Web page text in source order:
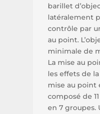
barillet
latéralement
contrôle par
au point.
minimale de
La mise au
les effets de
mise au point
composé de
en 7